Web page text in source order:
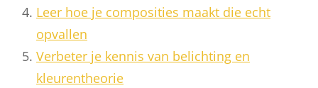
Leer hoe je composities maakt die echt
opvallen
Verbeter je kennis van belichting en
kleurentheorie